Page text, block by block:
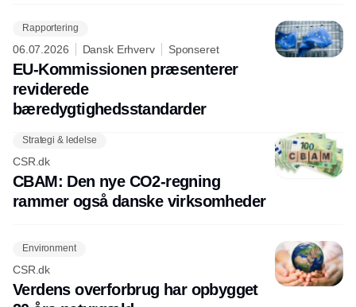
Rapportering
06.07.2026 Dansk Erhverv Sponseret
EU-Kommissionen præsenterer
reviderede
bæredygtighedsstandarder
Strategi & ledelse
CSR.dk
CBAM: Den nye CO2-regning
rammer også danske virksomheder
Environment
CSR.dk
Verdens overforbrug har opbygget